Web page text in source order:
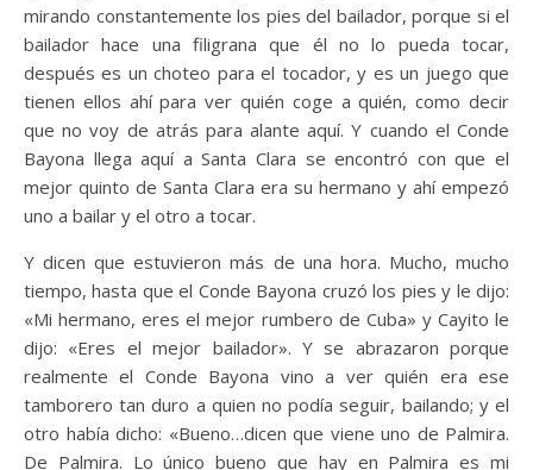
mirando constantemente los pies del bailador, porque si el
bailador hace una filigrana que él no lo pueda tocar,
después es un choteo para el tocador, y es un juego que
tienen ellos ahí para ver quién coge a quién, como decir
que no voy de atrás para alante aquí. Y cuando el Conde
Bayona llega aquí a Santa Clara se encontró con que el
mejor quinto de Santa Clara era su hermano y ahí empezó
uno a bailar y el otro a tocar.
Y dicen que estuvieron más de una hora. Mucho, mucho
tiempo, hasta que el Conde Bayona cruzó los pies y le dijo:
«Mi hermano, eres el mejor rumbero de Cuba» y Cayito le
dijo: «Eres el mejor bailador». Y se abrazaron porque
realmente el Conde Bayona vino a ver quién era ese
tamborero tan duro a quien no podía seguir, bailando; y el
otro había dicho: «Bueno…dicen que viene uno de Palmira.
De Palmira. Lo único bueno que hay en Palmira es mi